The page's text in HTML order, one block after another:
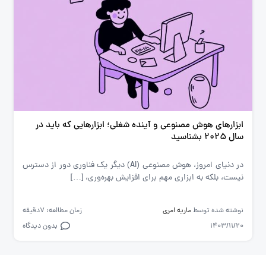
ابزارهای هوش مصنوعی و آینده شغلی؛ ابزارهایی که باید در
سال 2025 بشناسید
در دنیای امروز، هوش مصنوعی (AI) دیگر یک فناوری دور از دسترس
نیست، بلکه به ابزاری مهم برای افزایش بهره‌وری، […]
نوشته شده توسطماریه امری
زمان مطالعه: 7دقیقه
1403/11/20
بدون دیدگاه